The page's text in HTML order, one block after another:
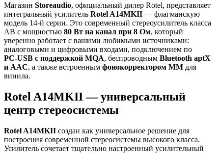
Магазин Storeaudio, официальный дилер Rotel, представляет
интегральный усилитель Rotel A14MKII — флагманскую
модель 14‑й серии. Это современный стереоусилитель класса
AB с мощностью 80 Вт на канал при 8 Ом, который
уверенно работает с вашими любимыми источниками:
аналоговыми и цифровыми входами, подключением по
PC‑USB с поддержкой MQA, беспроводным Bluetooth aptX
и AAC, а также встроенным фонокорректором MM для
винила.
Rotel A14MKII — универсальный
центр стереосистемы
Rotel A14MKII создан как универсальное решение для
построения современной стереосистемы высокого класса.
Усилитель сочетает тщательно настроенный усилительный